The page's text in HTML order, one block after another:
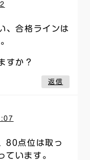
、合格ラインは
すか？
返信
80点位は取っ
ています。